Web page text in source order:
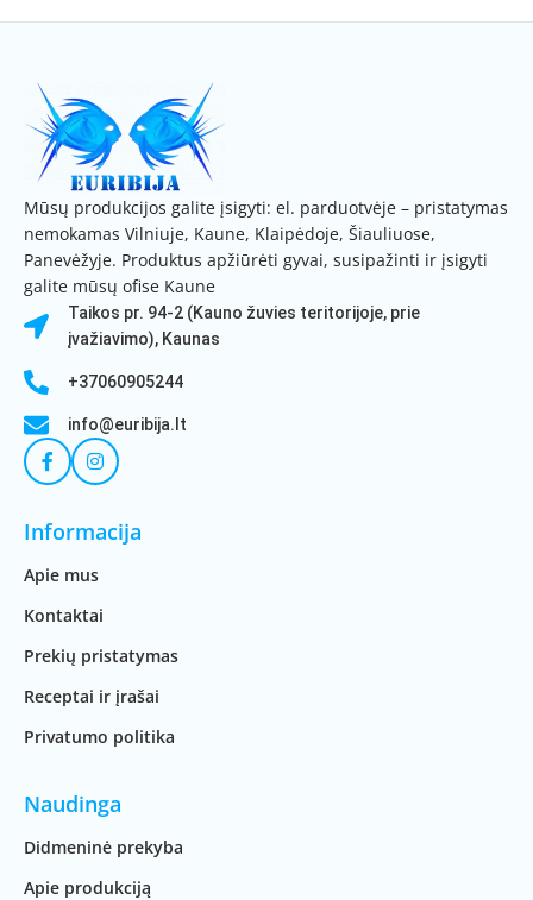
Mūsų produkcijos galite įsigyti: el. parduotvėje – pristatymas
nemokamas Vilniuje, Kaune, Klaipėdoje, Šiauliuose,
Panevėžyje. Produktus apžiūrėti gyvai, susipažinti ir įsigyti
galite mūsų ofise Kaune
Taikos pr. 94-2 (Kauno žuvies teritorijoje, prie
įvažiavimo), Kaunas
+37060905244
info@euribija.lt
Informacija
Apie mus
Kontaktai
Prekių pristatymas
Receptai ir įrašai
Privatumo politika
Naudinga
Didmeninė prekyba
Apie produkciją